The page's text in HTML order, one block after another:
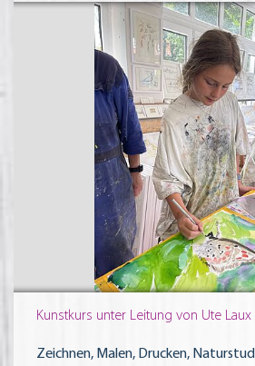
Kunstkurs unter Leitung von Ute Laux
Zeichnen, Malen, Drucken,